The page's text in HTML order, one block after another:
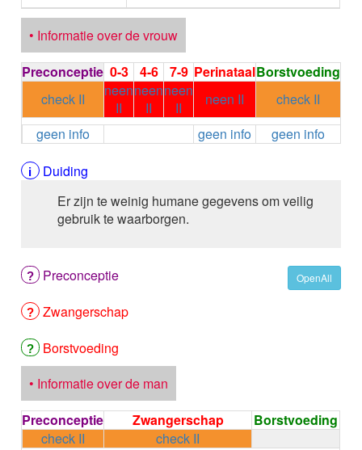
ALBUTREPENONACOG ALFA
Stollingsfactor IX; Factor IX
ALCOHOL
ETHANOL
ALECTINIB
ALEMTUZUMAB
ALENDRONAAT
ALENDRONAAT/VIT D3
ALFA-1-PROTEINASEREMMER humaan
ALFUZOSINE
ALGELDRAAT
ALGINAAT Na / Na BICARBONAAT / CALCIUM
ALGINEZUUR
ALIROCUMAB
ALITRETINOINE
ALIZAPRIDE
ALLOPURINOL
ALMOTRIPTAN
ALOGLIPTINE benzoaat
• Informatie over de vrouw
Preconceptie 0-3 4-6 7-9 PerinataalBorstvoeding
check II
neen
II
neen
II
neen
II
neen II
check II
geen info
geen info
geen info
Duiding
Er zijn te weinig humane gegevens om veilig
gebruik te waarborgen.
OpenAll
Preconceptie
Zwangerschap
Borstvoeding
• Informatie over de man
Preconceptie
Zwangerschap
Borstvoeding
check II
check II